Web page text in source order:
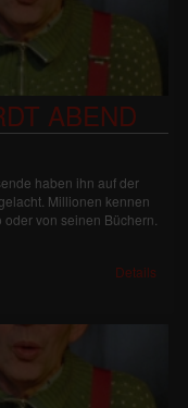
ABEND
haben ihn auf der
Millionen kennen
von seinen Büchern.
Details